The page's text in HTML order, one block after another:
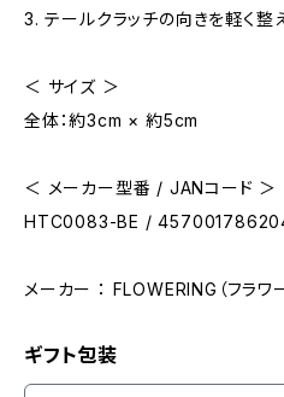
3. テールクラッチの向きを軽く整
＜ サイズ ＞
全体：約3cm × 約5cm
＜ メーカー型番 / JANコード ＞
HTC0083-BE /
メーカー ： FLOWERING（フラワ
ギフト包装